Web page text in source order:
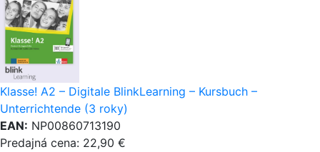
Klasse! A2 – Digitale BlinkLearning – Kursbuch –
Unterrichtende (3 roky)
EAN: NP00860713190
Predajná cena: 22,90 €